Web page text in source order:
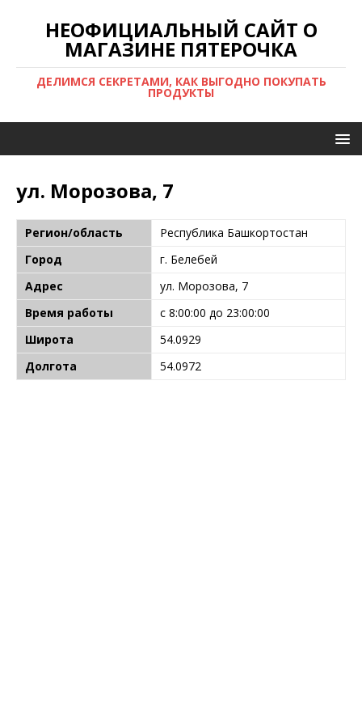
НЕОФИЦИАЛЬНЫЙ САЙТ О
МАГАЗИНЕ ПЯТЕРОЧКА
ДЕЛИМСЯ СЕКРЕТАМИ, КАК ВЫГОДНО ПОКУПАТЬ
ПРОДУКТЫ
ул. Морозова, 7
Регион/область
Республика Башкортостан
Город
г. Белебей
Адрес
ул. Морозова, 7
Время работы
с 8:00:00 до 23:00:00
Широта
54.0929
Долгота
54.0972